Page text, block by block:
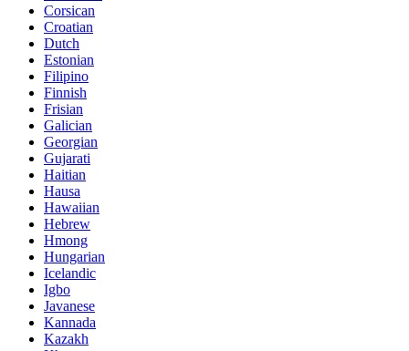
Corsican
Croatian
Dutch
Estonian
Filipino
Finnish
Frisian
Galician
Georgian
Gujarati
Haitian
Hausa
Hawaiian
Hebrew
Hmong
Hungarian
Icelandic
Igbo
Javanese
Kannada
Kazakh